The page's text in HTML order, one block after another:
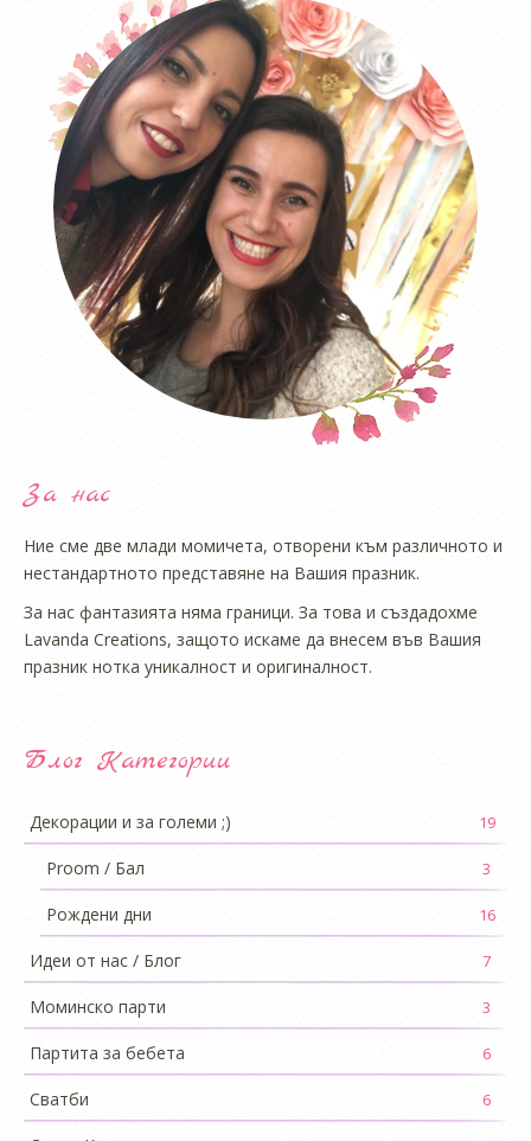
За нас
Ние сме две млади момичета, отворени към различното и
нестандартното представяне на Вашия празник.
За нас фантазията няма граници. За това и създадохме
Lavanda Creations, защото искаме да внесем във Вашия
празник нотка уникалност и оригиналност.
Блог Категории
Декорации и за големи ;) 19
Proom / Бал 3
Рождени дни 16
Идеи от нас / Блог 7
Моминско парти 3
Партита за бебета 6
Сватби 6